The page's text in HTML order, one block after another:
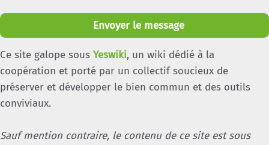
Envoyer le message
Ce site galope sous Yeswiki, un wiki dédié à la
coopération et porté par un collectif soucieux de
préserver et développer le bien commun et des outils
conviviaux.
Sauf mention contraire, le contenu de ce site est sous